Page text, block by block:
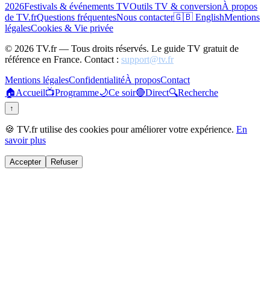
2026Festivals & événements TVOutils TV & conversionÀ propos
de TV.frQuestions fréquentesNous contacter🇬🇧 EnglishMentions
légalesCookies & Vie privée
© 2026 TV.fr — Tous droits réservés. Le guide TV gratuit de
référence en France. Contact : support@tv.fr
Mentions légalesConfidentialitéÀ proposContact
🏠Accueil📺Programme🌙Ce soir🔴Direct🔍Recherche
↑
🍪 TV.fr utilise des cookies pour améliorer votre expérience. En
savoir plus
Accepter Refuser